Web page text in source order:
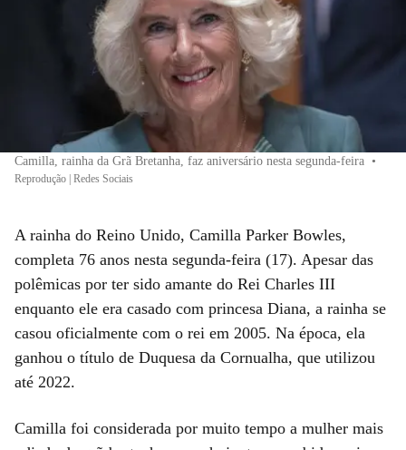
Camilla, rainha da Grã Bretanha, faz aniversário nesta segunda-feira •
Reprodução | Redes Sociais
A rainha do Reino Unido, Camilla Parker Bowles,
completa 76 anos nesta segunda-feira (17). Apesar das
polêmicas por ter sido amante do Rei Charles III
enquanto ele era casado com princesa Diana, a rainha se
casou oficialmente com o rei em 2005. Na época, ela
ganhou o título de Duquesa da Cornualha, que utilizou
até 2022.
Camilla foi considerada por muito tempo a mulher mais